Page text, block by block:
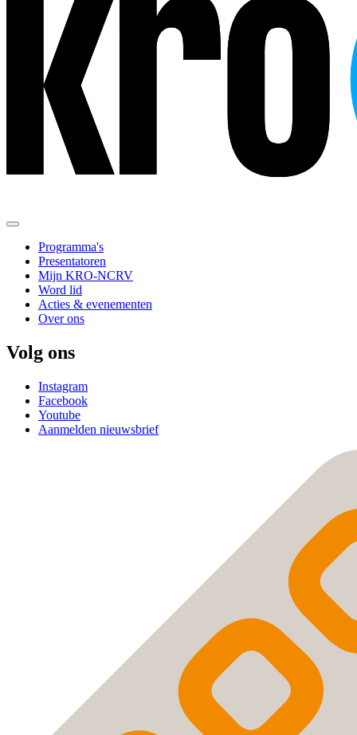
Programma's
Presentatoren
Mijn KRO-NCRV
Word lid
Acties & evenementen
Over ons
Volg ons
Instagram
Facebook
Youtube
Aanmelden nieuwsbrief